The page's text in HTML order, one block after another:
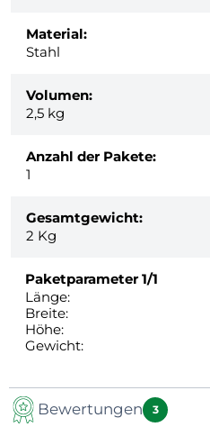
Material:
Stahl
Volumen:
2,5 kg
Anzahl der Pakete:
1
Gesamtgewicht:
2 Kg
Paketparameter1/1
Länge:
Breite:
Höhe:
Gewicht:
Bewertungen 3